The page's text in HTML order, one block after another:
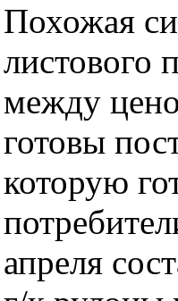
Похожая
листового
между
готовы
которую
апреля